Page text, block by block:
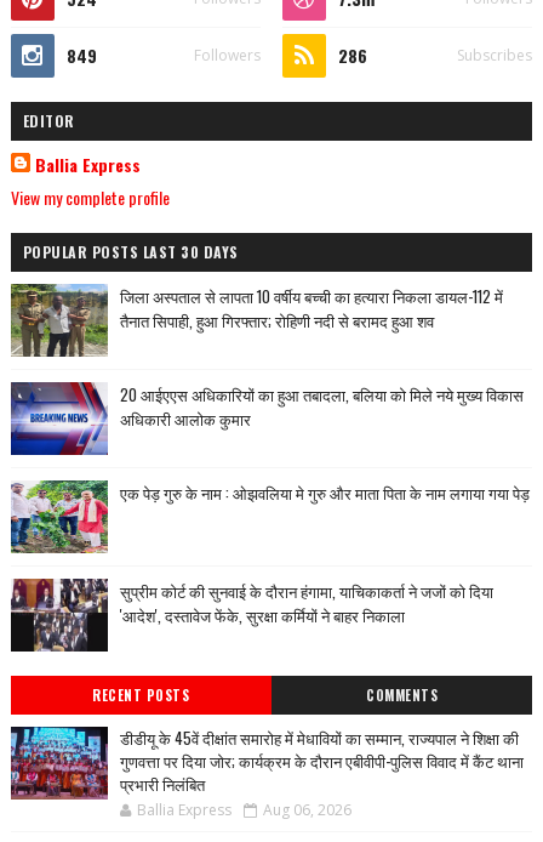
849 Followers 286 Subscribes
EDITOR
Ballia Express
View my complete profile
POPULAR POSTS LAST 30 DAYS
जिला अस्पताल से लापता 10 वर्षीय बच्ची का हत्यारा निकला डायल-112 में
तैनात सिपाही, हुआ गिरफ्तार; रोहिणी नदी से बरामद हुआ शव
20 आईएएस अधिकारियों का हुआ तबादला, बलिया को मिले नये मुख्य विकास
अधिकारी आलोक कुमार
एक पेड़ गुरु के नाम : ओझवलिया मे गुरु और माता पिता के नाम लगाया गया पेड़
सुप्रीम कोर्ट की सुनवाई के दौरान हंगामा, याचिकाकर्ता ने जजों को दिया
'आदेश', दस्तावेज फेंके, सुरक्षा कर्मियों ने बाहर निकाला
RECENT POSTS COMMENTS
डीडीयू के 45वें दीक्षांत समारोह में मेधावियों का सम्मान, राज्यपाल ने शिक्षा की
गुणवत्ता पर दिया जोर; कार्यक्रम के दौरान एबीवीपी-पुलिस विवाद में कैंट थाना
प्रभारी निलंबित
Ballia Express Aug 06, 2026